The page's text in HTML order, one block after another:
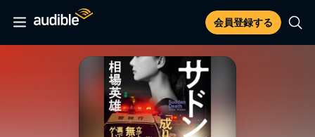
会員登録する